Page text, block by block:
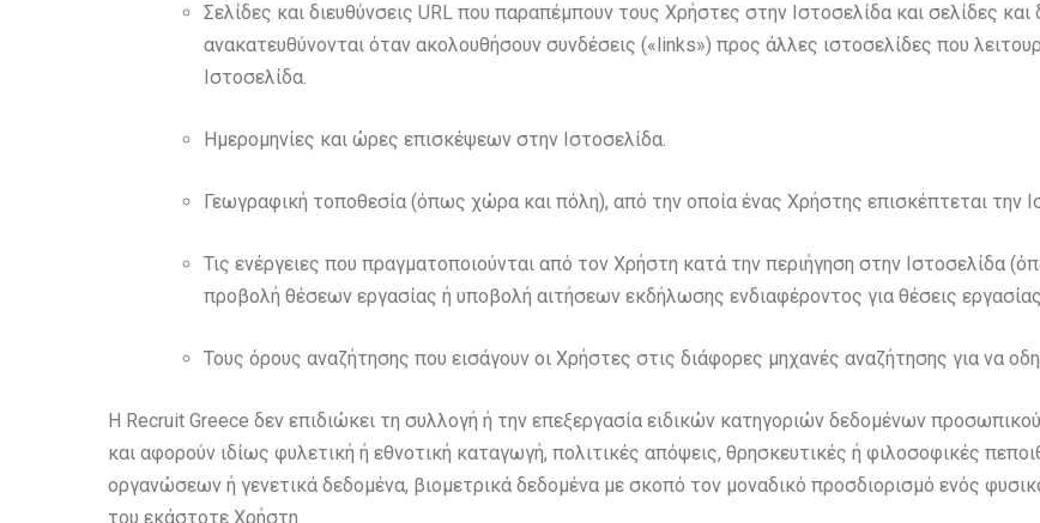
Σελίδες και διευθύνσεις URL που παραπέμπουν τους Χρήστες στην Ιστοσελίδα και σελίδες και
ανακατευθύνονται όταν ακολουθήσουν συνδέσεις («links») προς άλλες ιστοσελίδες που
Ιστοσελίδα.
Ημερομηνίες και ώρες επισκέψεων στην Ιστοσελίδα.
Γεωγραφική τοποθεσία (όπως χώρα και πόλη), από την οποία ένας Χρήστης επισκέπτεται την
Τις ενέργειες που πραγματοποιούνται από τον Χρήστη κατά την περιήγηση στην Ιστοσελίδα
προβολή θέσεων εργασίας ή υποβολή αιτήσεων εκδήλωσης ενδιαφέροντος για θέσεις
Τους όρους αναζήτησης που εισάγουν οι Χρήστες στις διάφορες μηχανές αναζήτησης για να
Η Recruit Greece δεν επιδιώκει τη συλλογή ή την επεξεργασία ειδικών κατηγοριών δεδομένων
και αφορούν ιδίως φυλετική ή εθνοτική καταγωγή, πολιτικές απόψεις, θρησκευτικές ή φιλοσοφικές
οργανώσεων ή γενετικά δεδομένα, βιομετρικά δεδομένα με σκοπό τον μοναδικό προσδιορισμό ενός
του εκάστοτε Χρήστη.